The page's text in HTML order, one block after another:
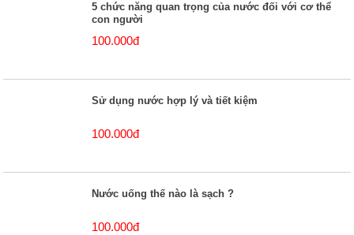
5 chức năng quan trọng của nước đối với cơ thể
con người
100.000đ
Sử dụng nước hợp lý và tiết kiệm
100.000đ
Nước uống thế nào là sạch ?
100.000đ